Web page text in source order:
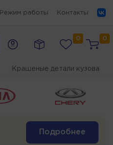
Режим работы Контакты
0 0
Крашеные детали кузова
Подробнее